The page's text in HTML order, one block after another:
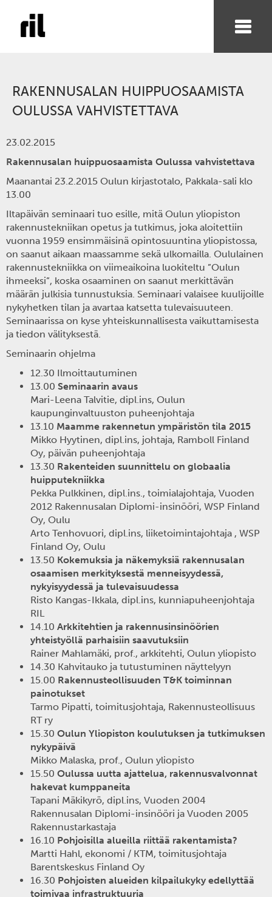
RAKENNUSALAN HUIPPUOSAAMISTA
OULUSSA VAHVISTETTAVA
23.02.2015
Rakennusalan huippuosaamista Oulussa vahvistettava
Maanantai 23.2.2015 Oulun kirjastotalo, Pakkala-sali klo
13.00
Iltapäivän seminaari tuo esille, mitä Oulun yliopiston
rakennustekniikan opetus ja tutkimus, joka aloitettiin
vuonna 1959 ensimmäisinä opintosuuntina yliopistossa,
on saanut aikaan maassamme sekä ulkomailla. Oululainen
rakennustekniikka on viimeaikoina luokiteltu ”Oulun
ihmeeksi”, koska osaaminen on saanut merkittävän
määrän julkisia tunnustuksia. Seminaari valaisee kuulijoille
nykyhetken tilan ja avartaa katsetta tulevaisuuteen.
Seminaarissa on kyse yhteiskunnallisesta vaikuttamisesta
ja tiedon välityksestä.
Seminaarin ohjelma
12.30 Ilmoittautuminen
13.00 Seminaarin avaus
Mari-Leena Talvitie, dipl.ins, Oulun
kaupunginvaltuuston puheenjohtaja
13.10 Maamme rakennetun ympäristön tila 2015
Mikko Hyytinen, dipl.ins, johtaja, Ramboll Finland
Oy, päivän puheenjohtaja
13.30 Rakenteiden suunnittelu on globaalia
huipputekniikka
Pekka Pulkkinen, dipl.ins., toimialajohtaja, Vuoden
2012 Rakennusalan Diplomi-insinööri, WSP Finland
Oy, Oulu
Arto Tenhovuori, dipl.ins, liiketoimintajohtaja , WSP
Finland Oy, Oulu
13.50 Kokemuksia ja näkemyksiä rakennusalan
osaamisen merkityksestä menneisyydessä,
nykyisyydessä ja tulevaisuudessa
Risto Kangas-Ikkala, dipl.ins, kunniapuheenjohtaja
RIL
14.10 Arkkitehtien ja rakennusinsinöörien
yhteistyöllä parhaisiin saavutuksiin
Rainer Mahlamäki, prof., arkkitehti, Oulun yliopisto
14.30 Kahvitauko ja tutustuminen näyttelyyn
15.00 Rakennusteollisuuden T&K toiminnan
painotukset
Tarmo Pipatti, toimitusjohtaja, Rakennusteollisuus
RT ry
15.30 Oulun Yliopiston koulutuksen ja tutkimuksen
nykypäivä
Mikko Malaska, prof., Oulun yliopisto
15.50 Oulussa uutta ajattelua, rakennusvalvonnat
hakevat kumppaneita
Tapani Mäkikyrö, dipl.ins, Vuoden 2004
Rakennusalan Diplomi-insinööri ja Vuoden 2005
Rakennustarkastaja
16.10 Pohjoisilla alueilla riittää rakentamista?
Martti Hahl, ekonomi / KTM, toimitusjohtaja
Barentskeskus Finland Oy
16.30 Pohjoisten alueiden kilpailukyky edellyttää
toimivaa infrastruktuuria